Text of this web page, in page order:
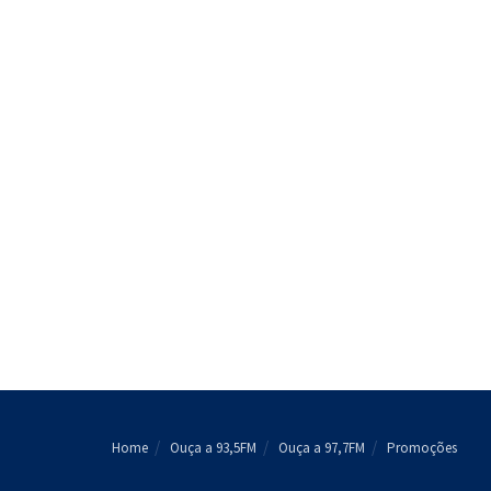
Home Ouça a 93,5FM Ouça a 97,7FM Promoções